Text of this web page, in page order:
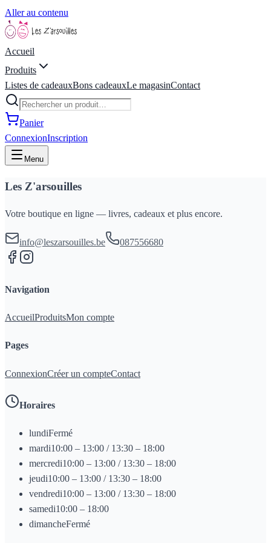
Aller au contenu
Accueil
Produits
Listes de cadeauxBons cadeauxLe magasinContact
Panier
ConnexionInscription
Menu
Les Z'arsouilles
Votre boutique en ligne — livres, cadeaux et plus encore.
info@leszarsouilles.be 087556680
Navigation
AccueilProduitsMon compte
Pages
ConnexionCréer un compteContact
Horaires
lundiFermé
mardi10:00 – 13:00 / 13:30 – 18:00
mercredi10:00 – 13:00 / 13:30 – 18:00
jeudi10:00 – 13:00 / 13:30 – 18:00
vendredi10:00 – 13:00 / 13:30 – 18:00
samedi10:00 – 18:00
dimancheFermé